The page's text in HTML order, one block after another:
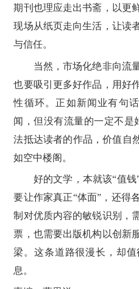
期刊也理应走出书斋，以更
现场从纸页走向生活，让读
与信任。
当然，市场化绝非向流量
也要吸引更多好作品，用好
性循环。正如新闻业有句
闻，但没有流量的一定不是
法抵达读者的作品，价值自
如空中楼阁。
好的文学，本就该“值钱”
要让作家真正“体面”，还得
制对优质内容的敏锐识别，
票，也需要出版机构以创新
梁。这条道路很漫长，却
息。